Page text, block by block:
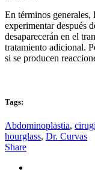
En términos generales,
experimentar después
desaparecerán en el
tratamiento adicional.
si se producen
Tags:
Abdominoplastia,
hourglass, Dr. Curvas
Share